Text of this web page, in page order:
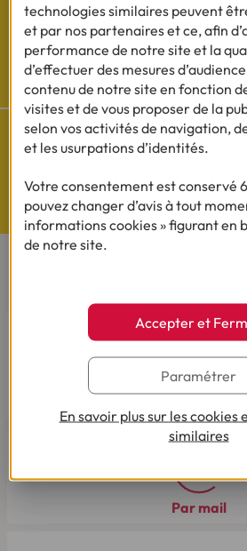
Cofidis sur
réseaux
Questions de
Nos études
Par téléphone
Du lundi au vendredi de
Le samedi de 8h00 à
03 28 09 21 18(Appel
Par mail
technologies similaires peuvent
et par nos partenaires et ce, afin
performance de notre site et la
d’effectuer des mesures
contenu de notre site en fonction
visites et de vous proposer de la
selon vos activités de navigation,
et les usurpations d’identités.
Votre consentement est conservé
pouvez changer d’avis à tout
informations cookies » figurant en
de notre site.
Accepter et
Paramétrer
En savoir plus sur les cookies
similaires